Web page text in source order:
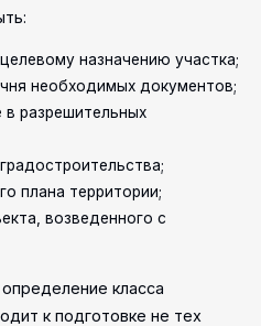
назначению участка;
необходимых документов;
разрешительных
плана территории;
возведенного с
класса
к подготовке не тех